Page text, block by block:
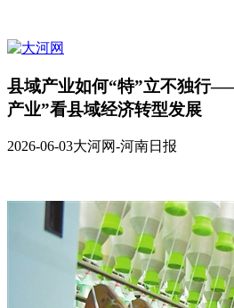
县域产业如何“特”立不独行
产业”看县域经济转型发展
2026-06-03大河网-河南日报